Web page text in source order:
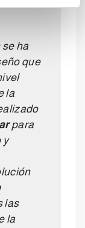
ha
que
la
para
y
las
la